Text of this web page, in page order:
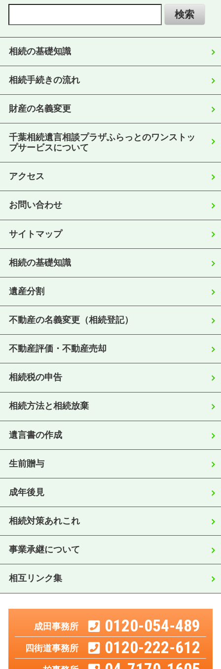
相続の基礎知識
相続手続きの流れ
財産の名義変更
千葉相続遺言相談プラザふらっとのワンストッ
プサービスについて
アクセス
お問い合わせ
サイトマップ
相続の基礎知識
遺産分割
不動産の名義変更（相続登記）
不動産評価・不動産売却
相続税の申告
相続方法と相続放棄
遺言書の作成
生前贈与
成年後見
相続対策あれこれ
事業承継について
相互リンク集
成田事務所 0120-054-489
四街道事務所 0120-222-612